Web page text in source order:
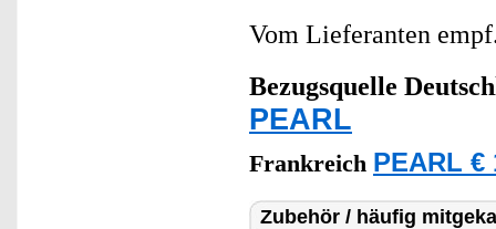
Vom Lieferanten
Bezugsquelle
PEARL
Frankreich PEARL €
Zubehör / häufig